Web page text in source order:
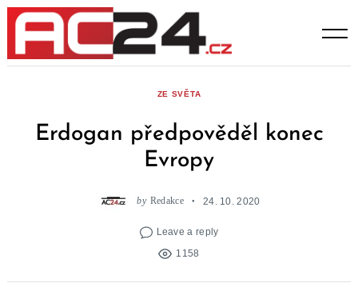
Skip
content
ZE SVĚTA
Erdogan předpověděl konec
Evropy
by Redakce 24. 10. 2020
Leave a reply
1158